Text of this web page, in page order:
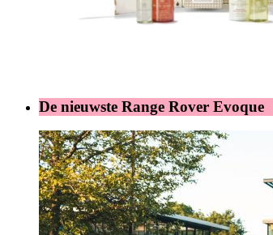
De nieuwste Range Rover Evoque